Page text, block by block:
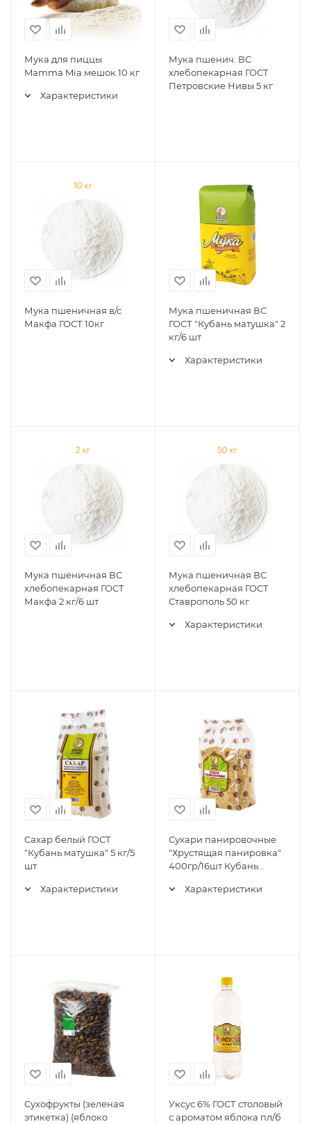
Мука для пиццы
Mamma Mia мешок 10 кг
Характеристики
Мука пшенич. ВС
хлебопекарная ГОСТ
Петровские Нивы 5 кг
Мука пшеничная в/с
Макфа ГОСТ 10кг
Мука пшеничная ВС
ГОСТ "Кубань матушка" 2
кг/6 шт
Характеристики
Мука пшеничная ВС
хлебопекарная ГОСТ
Макфа 2 кг/6 шт
Мука пшеничная ВС
хлебопекарная ГОСТ
Ставрополь 50 кг
Характеристики
Сахар белый ГОСТ
"Кубань матушка" 5 кг/5
шт
Характеристики
Сухари панировочные
"Хрустящая панировка"
400гр/16шт Кубань
Характеристики
Сухофрукты (зеленая
этикетка) (яблоко
Уксус 6% ГОСТ столовый
с ароматом яблока пл/б